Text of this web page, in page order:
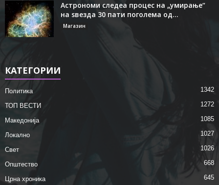
Астрономи следеа процес на „умирање“
на ѕвезда 30 пати поголема од...
Магазин
КАТЕГОРИИ
Политика 1342
ТОП ВЕСТИ 1272
Македонија 1085
Локално 1027
Свет 1026
Општество 668
Црна хроника 645